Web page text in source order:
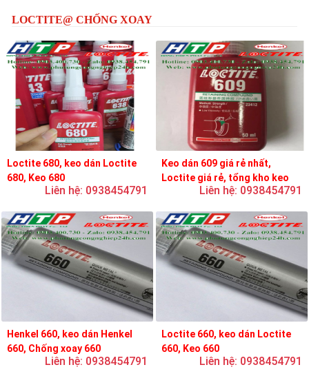
LOCTITE@ CHỐNG XOAY
Loctite 680, keo dán Loctite
680, Keo 680
Liên hệ: 0938454791
Keo dán 609 giá rẻ nhất,
Loctite giá rẻ, tổng kho keo
Liên hệ: 0938454791
Henkel 660, keo dán Henkel
660, Chống xoay 660
Liên hệ: 0938454791
Loctite 660, keo dán Loctite
660, Keo 660
Liên hệ: 0938454791